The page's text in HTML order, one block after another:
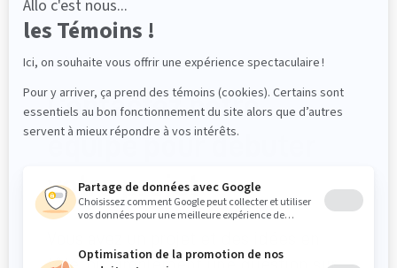
CONTACT
Contactez notre
équipe pour débuter
votre projet